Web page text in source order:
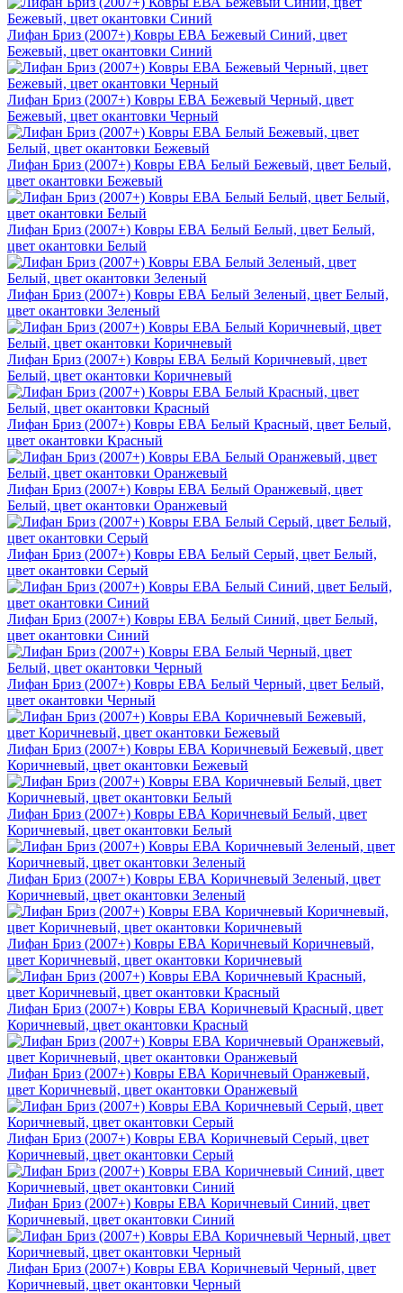
Лифан Бриз (2007+) Ковры ЕВА Бежевый Синий, цвет
Бежевый, цвет окантовки Синий
Лифан Бриз (2007+) Ковры ЕВА Бежевый Черный, цвет
Бежевый, цвет окантовки Черный
Лифан Бриз (2007+) Ковры ЕВА Белый Бежевый, цвет Белый,
цвет окантовки Бежевый
Лифан Бриз (2007+) Ковры ЕВА Белый Белый, цвет Белый,
цвет окантовки Белый
Лифан Бриз (2007+) Ковры ЕВА Белый Зеленый, цвет Белый,
цвет окантовки Зеленый
Лифан Бриз (2007+) Ковры ЕВА Белый Коричневый, цвет
Белый, цвет окантовки Коричневый
Лифан Бриз (2007+) Ковры ЕВА Белый Красный, цвет Белый,
цвет окантовки Красный
Лифан Бриз (2007+) Ковры ЕВА Белый Оранжевый, цвет
Белый, цвет окантовки Оранжевый
Лифан Бриз (2007+) Ковры ЕВА Белый Серый, цвет Белый,
цвет окантовки Серый
Лифан Бриз (2007+) Ковры ЕВА Белый Синий, цвет Белый,
цвет окантовки Синий
Лифан Бриз (2007+) Ковры ЕВА Белый Черный, цвет Белый,
цвет окантовки Черный
Лифан Бриз (2007+) Ковры ЕВА Коричневый Бежевый, цвет
Коричневый, цвет окантовки Бежевый
Лифан Бриз (2007+) Ковры ЕВА Коричневый Белый, цвет
Коричневый, цвет окантовки Белый
Лифан Бриз (2007+) Ковры ЕВА Коричневый Зеленый, цвет
Коричневый, цвет окантовки Зеленый
Лифан Бриз (2007+) Ковры ЕВА Коричневый Коричневый,
цвет Коричневый, цвет окантовки Коричневый
Лифан Бриз (2007+) Ковры ЕВА Коричневый Красный, цвет
Коричневый, цвет окантовки Красный
Лифан Бриз (2007+) Ковры ЕВА Коричневый Оранжевый,
цвет Коричневый, цвет окантовки Оранжевый
Лифан Бриз (2007+) Ковры ЕВА Коричневый Серый, цвет
Коричневый, цвет окантовки Серый
Лифан Бриз (2007+) Ковры ЕВА Коричневый Синий, цвет
Коричневый, цвет окантовки Синий
Лифан Бриз (2007+) Ковры ЕВА Коричневый Черный, цвет
Коричневый, цвет окантовки Черный